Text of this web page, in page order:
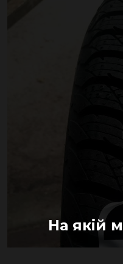
На якій